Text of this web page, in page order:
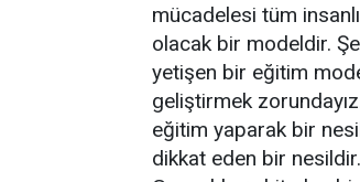
mücadelesi tüm
olacak bir modeldir.
yetişen bir eğitim
geliştirmek
eğitim yaparak bir
dikkat eden bir